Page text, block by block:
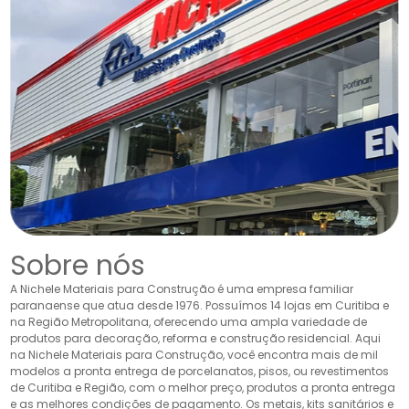
Sobre nós
A Nichele Materiais para Construção é uma empresa familiar
paranaense que atua desde 1976. Possuímos 14 lojas em Curitiba e
na Região Metropolitana, oferecendo uma ampla variedade de
produtos para decoração, reforma e construção residencial. Aqui
na Nichele Materiais para Construção, você encontra mais de mil
modelos a pronta entrega de porcelanatos, pisos, ou revestimentos
de Curitiba e Região, com o melhor preço, produtos a pronta entrega
e as melhores condições de pagamento. Os metais, kits sanitários e